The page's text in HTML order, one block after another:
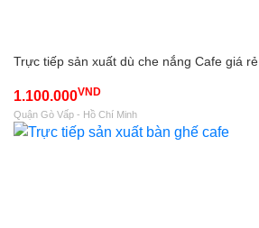
Trực tiếp sản xuất dù che nắng Cafe giá rẻ
1.100.000VND
Quận Gò Vấp - Hồ Chí Minh